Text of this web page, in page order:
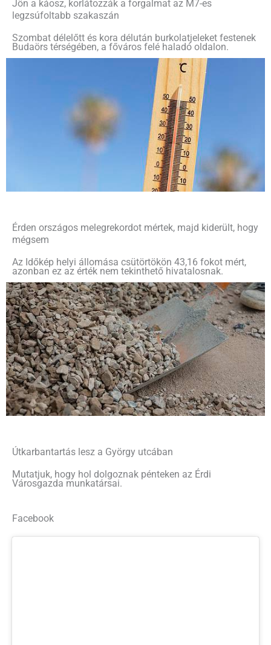
Jön a káosz, korlátozzák a forgalmat az M7-es
legzsúfoltabb szakaszán
Szombat délelőtt és kora délután burkolatjeleket festenek
Budaörs térségében, a főváros felé haladó oldalon.
Érden országos melegrekordot mértek, majd kiderült, hogy
mégsem
Az Időkép helyi állomása csütörtökön 43,16 fokot mért,
azonban ez az érték nem tekinthető hivatalosnak.
Útkarbantartás lesz a György utcában
Mutatjuk, hogy hol dolgoznak pénteken az Érdi
Városgazda munkatársai.
Facebook